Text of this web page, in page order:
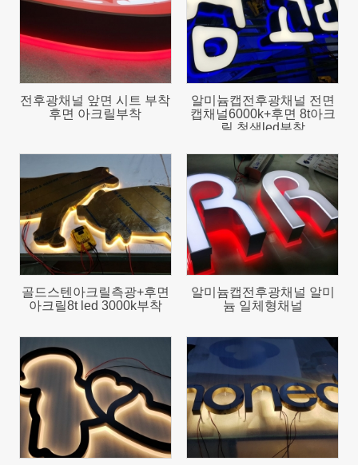
1287
전후광채널 앞면 시트 부착
후면 아크릴부착
2035
알미늄캡전후광채널 전면
캡채널6000k+후면 8t아크
릴 청색led부착
1887
골드스텐아크릴측광+후면
아크릴8t led 3000k부착
2317
알미늄캡전후광채널 알미
늄 일체형채널
2090